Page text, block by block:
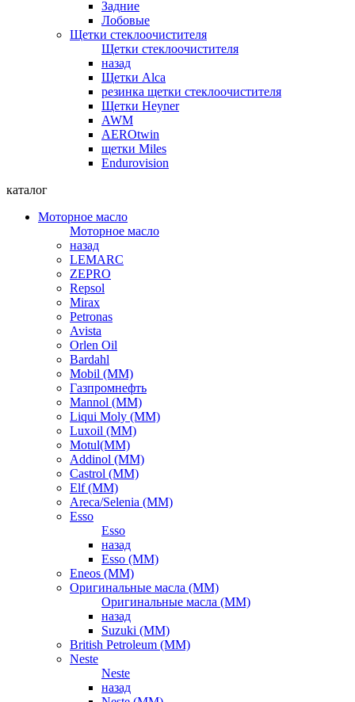
Задние
Лобовые
Щетки стеклоочистителя
Щетки стеклоочистителя
назад
Щетки Alca
резинка щетки стеклоочистителя
Щетки Heyner
AWM
AEROtwin
щетки Miles
Endurovision
каталог
Моторное масло
Моторное масло
назад
LEMARC
ZEPRO
Repsol
Mirax
Petronas
Avista
Orlen Oil
Bardahl
Mobil (ММ)
Газпромнефть
Mannol (ММ)
Liqui Moly (ММ)
Luxoil (ММ)
Motul(ММ)
Addinol (ММ)
Castrol (ММ)
Elf (ММ)
Areca/Selenia (ММ)
Esso
Esso
назад
Esso (ММ)
Eneos (ММ)
Оригинальные масла (ММ)
Оригинальные масла (ММ)
назад
Suzuki (ММ)
British Petroleum (ММ)
Neste
Neste
назад